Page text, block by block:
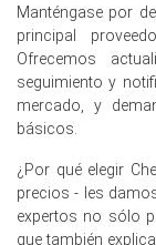
La escasez
Jiangsu PO y
la
Las tarifas
vendedores a
Las consultas
Manténgase por
principal
Ofrecemos
seguimiento y
mercado, y
básicos.
¿Por qué elegir
precios - les
expertos no sólo
que también